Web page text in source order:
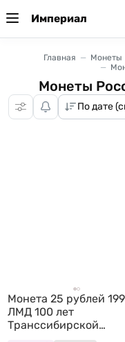
Империал
Главная Монеты
Монеты
Монета 25 рублей
ЛМД 100 лет
Транссибирской
магистрали Укладка